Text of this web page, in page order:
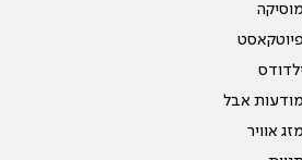
מוסיקה
פיוטקאסט
ילדודס
מודעות אבל
מזג אוויר